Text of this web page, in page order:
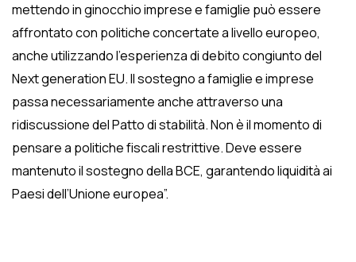
mettendo in ginocchio imprese e famiglie può essere
affrontato con politiche concertate a livello europeo,
anche utilizzando l’esperienza di debito congiunto del
Next generation EU. Il sostegno a famiglie e imprese
passa necessariamente anche attraverso una
ridiscussione del Patto di stabilità. Non è il momento di
pensare a politiche fiscali restrittive. Deve essere
mantenuto il sostegno della BCE, garantendo liquidità ai
Paesi dell’Unione europea”.